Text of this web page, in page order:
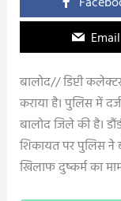
Email
बालोद// डिप्टी
कराया है। पुलिस में
बालोद जिले की है।
शिकायत पर पुलिस ने
खिलाफ दुष्कर्म का